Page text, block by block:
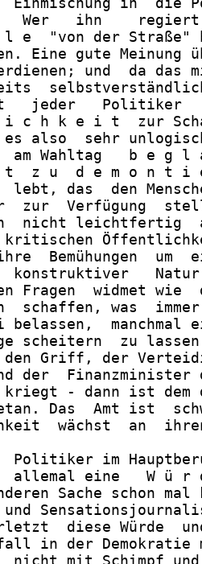
Wer   ihn
e  "von der Straße"
Eine gute Meinung
und  da das
jeder   Politiker
c h k e i t  zur
also  sehr
am Wahltag   b e g l
z u  d e m o n t i
lebt, das  den
zur  Verfügung
nicht leichtfertig
Bemühungen  um
konstruktiver
Fragen  widmet wie
schaffen, was
belassen,  manchmal
scheitern  zu
Griff, der
der  Finanzminister
- dann ist dem
Das  Amt ist
wächst  an
Politiker im
allemal eine   W ü r
Sache schon mal
diese Würde
in der Demokratie